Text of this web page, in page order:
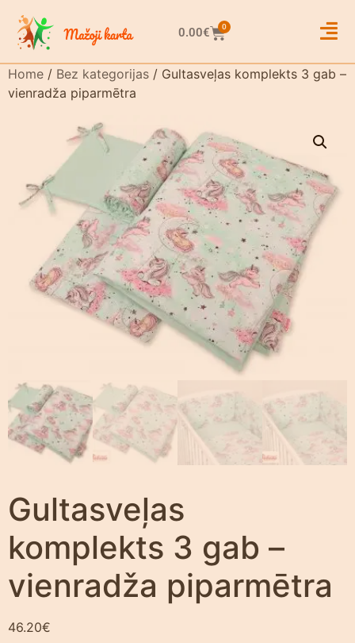
0.00€ 0
Home / Bez kategorijas / Gultasveļas komplekts 3 gab –
vienradža piparmētra
Gultasveļas
komplekts 3 gab –
vienradža piparmētra
46.20€